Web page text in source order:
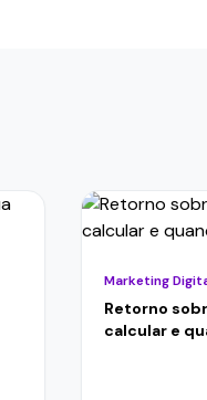
Marketing
Retorno
calcular e